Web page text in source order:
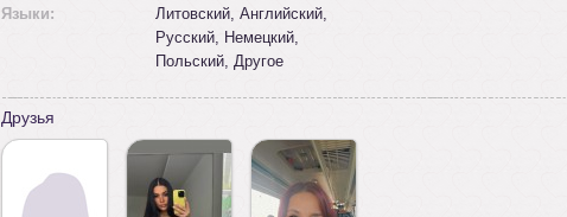
Языки:
Литовский, Английский,
Русский, Немецкий,
Польский, Другое
Друзья